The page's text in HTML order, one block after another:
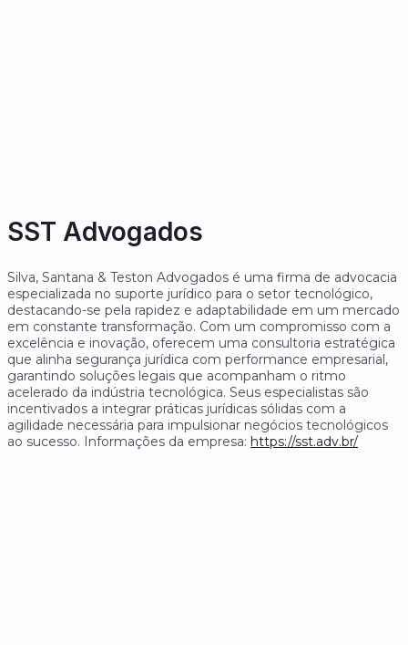
SST Advogados
Silva, Santana & Teston Advogados é uma firma de advocacia
especializada no suporte jurídico para o setor tecnológico,
destacando-se pela rapidez e adaptabilidade em um mercado
em constante transformação. Com um compromisso com a
excelência e inovação, oferecem uma consultoria estratégica
que alinha segurança jurídica com performance empresarial,
garantindo soluções legais que acompanham o ritmo
acelerado da indústria tecnológica. Seus especialistas são
incentivados a integrar práticas jurídicas sólidas com a
agilidade necessária para impulsionar negócios tecnológicos
ao sucesso. Informações da empresa: https://sst.adv.br/